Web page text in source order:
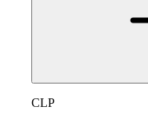
CLP